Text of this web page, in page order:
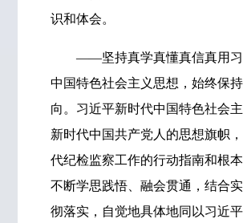
识和体会。
——坚持真学真懂真信真用习
中国特色社会主义思想，始终保
向。习近平新时代中国特色社会
新时代中国共产党人的思想旗帜
代纪检监察工作的行动指南和根
不断学思践悟、融会贯通，结合
彻落实，自觉地具体地同以习近